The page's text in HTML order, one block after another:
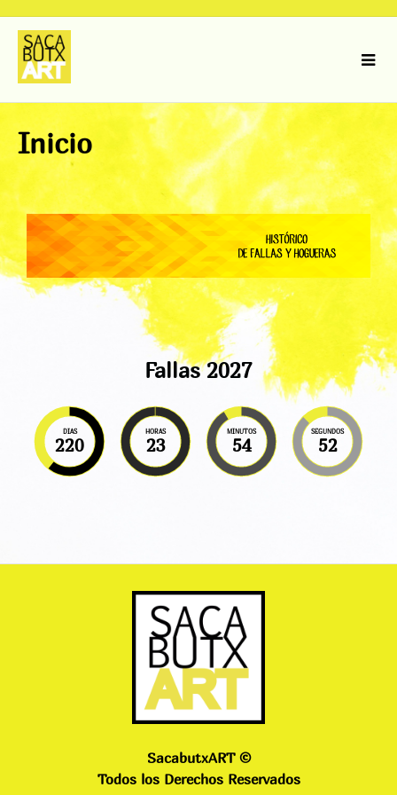
Inicio
Fallas 2027
DIAS
220
HORAS
23
MINUTOS
54
SEGUNDOS
52
SacabutxART ©
Todos los Derechos Reservados